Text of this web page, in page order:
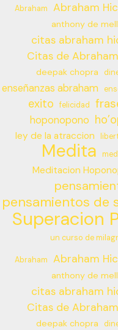
Abraham Abraham
anthony de
citas abraham
Citas de
deepak chopra
enseñanzas abraham
exito felicidad
hoponopono
ley de la atraccion
Medita
Meditacion
pensamientos de
Superacion
un curso de
Abraham Abraham
anthony de
citas abraham
Citas de
deepak chopra